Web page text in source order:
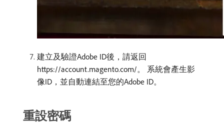
建立及驗證Adobe ID後，請返回
https://account.magento.com/。 系統會產生影
像ID，並自動連結至您的Adobe ID。
重設密碼